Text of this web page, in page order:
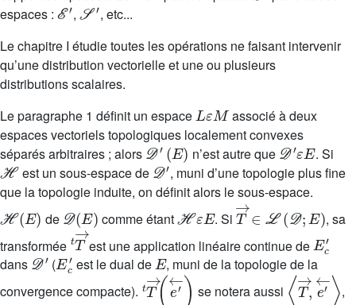
espaces :
,
, etc...
Le chapitre I étudie toutes les opérations ne faisant intervenir
qu’une distribution vectorielle et une ou plusieurs
distributions scalaires.
Le paragraphe 1 définit un espace
associé à deux
espaces vectoriels topologiques localement convexes
séparés arbitraires ; alors
𝒟′(E)
n’est autre que
𝒟′ε
. Si
ℋ
est un sous-espace de
𝒟 ′
, muni d’une topologie plus fine
que la topologie induite, on définit alors le sous-espace.
ℋ
de
𝒟( )
comme étant . Si
T→ ℒ )
, sa
transformée
tT→
est une application linéaire continue de
Ec
dans
𝒟′
(
Ec′
est le dual de
E
, muni de la topologie de la
convergence compacte).
tT→(e′←
se notera aussi
〈T→,e′←
,